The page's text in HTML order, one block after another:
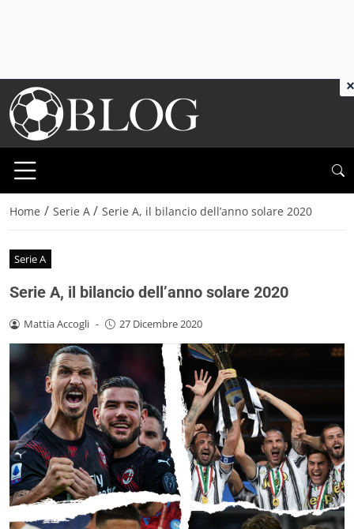
Home / Serie A / Serie A, il bilancio dell’anno solare 2020
Serie A
Serie A, il bilancio dell’anno solare 2020
Mattia Accogli - 27 Dicembre 2020
×